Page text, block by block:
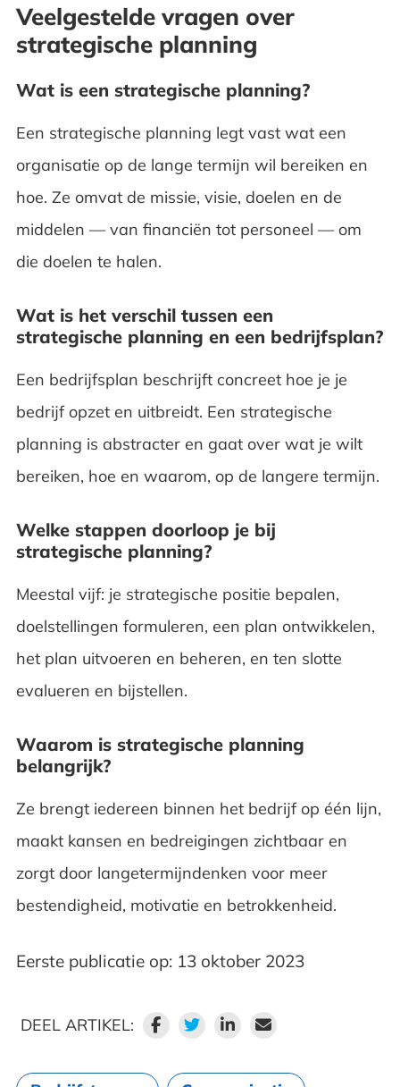
Veelgestelde vragen over
strategische planning
Wat is een strategische planning?
Een strategische planning legt vast wat een
organisatie op de lange termijn wil bereiken en
hoe. Ze omvat de missie, visie, doelen en de
middelen — van financiën tot personeel — om
die doelen te halen.
Wat is het verschil tussen een
strategische planning en een bedrijfsplan?
Een bedrijfsplan beschrijft concreet hoe je je
bedrijf opzet en uitbreidt. Een strategische
planning is abstracter en gaat over wat je wilt
bereiken, hoe en waarom, op de langere termijn.
Welke stappen doorloop je bij
strategische planning?
Meestal vijf: je strategische positie bepalen,
doelstellingen formuleren, een plan ontwikkelen,
het plan uitvoeren en beheren, en ten slotte
evalueren en bijstellen.
Waarom is strategische planning
belangrijk?
Ze brengt iedereen binnen het bedrijf op één lijn,
maakt kansen en bedreigingen zichtbaar en
zorgt door langetermijndenken voor meer
bestendigheid, motivatie en betrokkenheid.
Eerste publicatie op: 13 oktober 2023
DEEL ARTIKEL: